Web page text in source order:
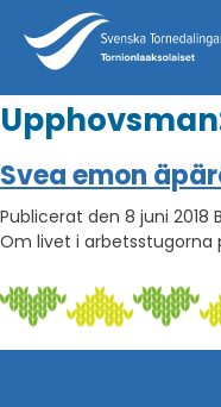
Svea emon
Publicerat den 8 juni 2018
Om livet i arbetsstugorna